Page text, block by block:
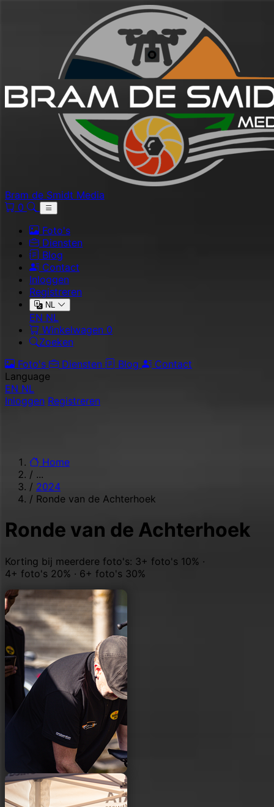
Bram de Smidt Media
0
Foto's
Diensten
Blog
Contact
Inloggen
Registreren
NL
EN NL
Winkelwagen 0
Zoeken
Foto's
Diensten Blog
Contact
Language
EN NL
Inloggen Registreren
Home
/ ...
/ 2024
/ Ronde van de Achterhoek
Ronde van de Achterhoek
Korting bij meerdere foto's: 3+ foto's 10% ·
4+ foto's 20% · 6+ foto's 30%